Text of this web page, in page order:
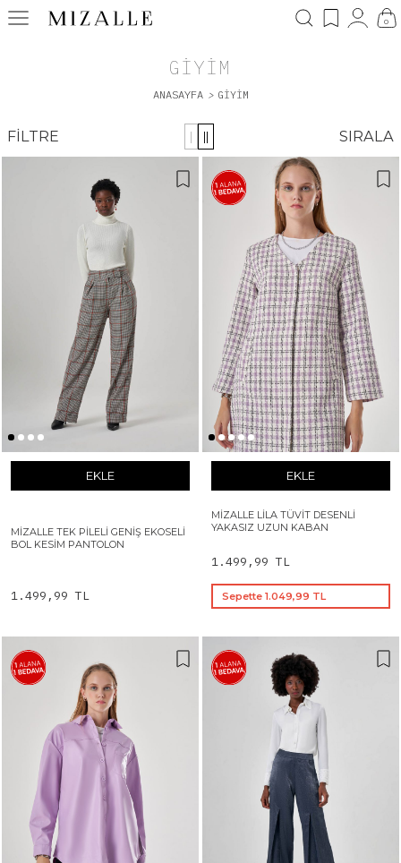
0
GIYIM
ANASAYFA > GIYIM
FILTRE | || SIRALA
EKLE
MIZALLE TEK PILELI GENIŞ EKOSELI
BOL KESIM PANTOLON
1.499,99 TL
EKLE
MIZALLE LILA TÜVIT DESENLI
YAKASIZ UZUN KABAN
1.499,99 TL
Sepette 1.049,99 TL